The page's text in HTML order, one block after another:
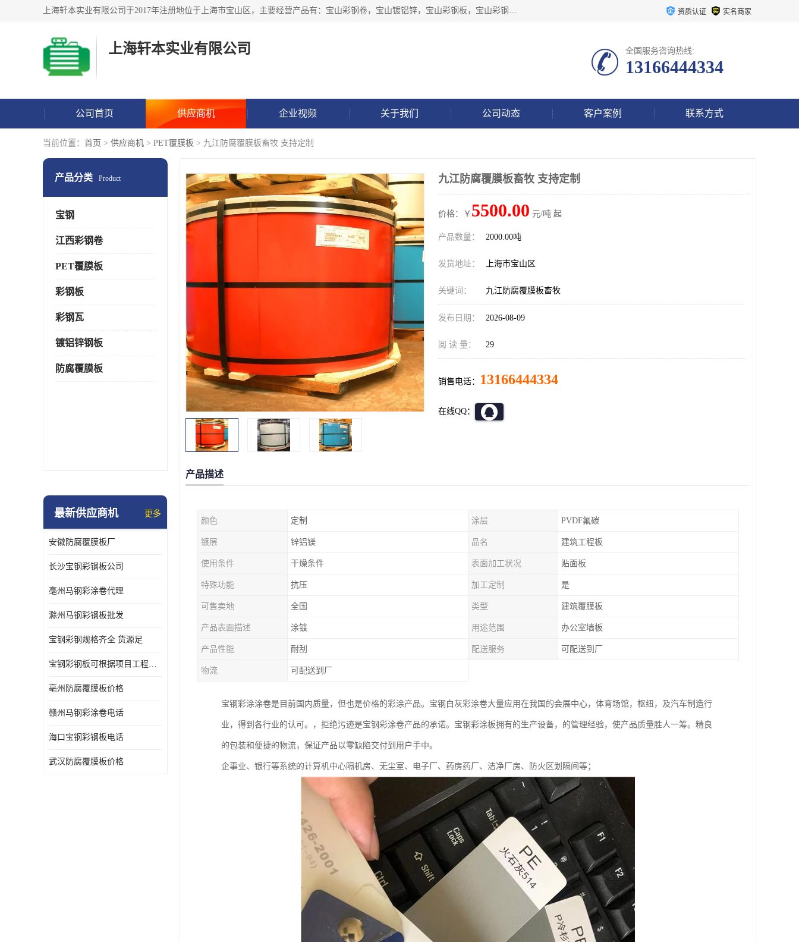
上海轩本实业有限公司于2017年注册地位于上海市宝山区，主要经营产品有：宝山彩钢卷，宝山镀铝锌，宝山彩钢板，宝山彩钢瓦等产品的生产和销售。 资质认证 实名商家
上海轩本实业有限公司 全国服务咨询热线:
13166444334
公司首页 供应商机 企业视频 关于我们 公司动态 客户案例 联系方式
当前位置： 首页 > 供应商机 > PET覆膜板 > 九江防腐覆膜板畜牧 支持定制
产品分类 Product
宝钢
江西彩钢卷
PET覆膜板
彩钢板
彩钢瓦
镀铝锌钢板
防腐覆膜板
最新供应商机 更多
安徽防腐覆膜板厂
长沙宝钢彩钢板公司
亳州马钢彩涂卷代理
滁州马钢彩钢板批发
宝钢彩钢规格齐全 货源足
宝钢彩钢板可根据项目工程定制
亳州防腐覆膜板价格
赣州马钢彩涂卷电话
海口宝钢彩钢板电话
武汉防腐覆膜板价格
九江防腐覆膜板畜牧 支持定制
价格：￥ 5500.00 元/吨 起
产品数量： 2000.00吨
发货地址： 上海市宝山区
关键词： 九江防腐覆膜板畜牧
发布日期： 2026-08-09
阅 读 量： 29
销售电话： 13166444334
在线QQ：
产品描述
颜色 定制 涂层 PVDF氟碳
镀层 锌铝镁 品名 建筑工程板
使用条件 干燥条件 表面加工状况 贴面板
特殊功能 抗压 加工定制 是
可售卖地 全国 类型 建筑覆膜板
产品表面描述 涂镀 用途范围 办公室墙板
产品性能 耐刮 配送服务 可配送到厂
物流 可配送到厂
宝钢彩涂涂卷是目前国内质量，但也是价格的彩涂产品。宝钢白灰彩涂卷大量应用在我国的会展中心，体育场馆，枢纽，及汽车制造行
业，得到各行业的认可。，拒绝污迹是宝钢彩涂卷产品的承诺。宝钢彩涂板拥有的生产设备，的管理经验，使产品质量胜人一筹。精良
的包装和便捷的物流，保证产品以零缺陷交付到用户手中。
企事业、银行等系统的计算机中心隔机房、无尘室、电子厂、药房药厂、洁净厂房、防火区划隔间等；